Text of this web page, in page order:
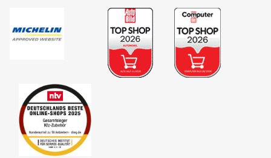
Die Kriterien und Bewertungsklassen im
Kraftstoffeffizienz